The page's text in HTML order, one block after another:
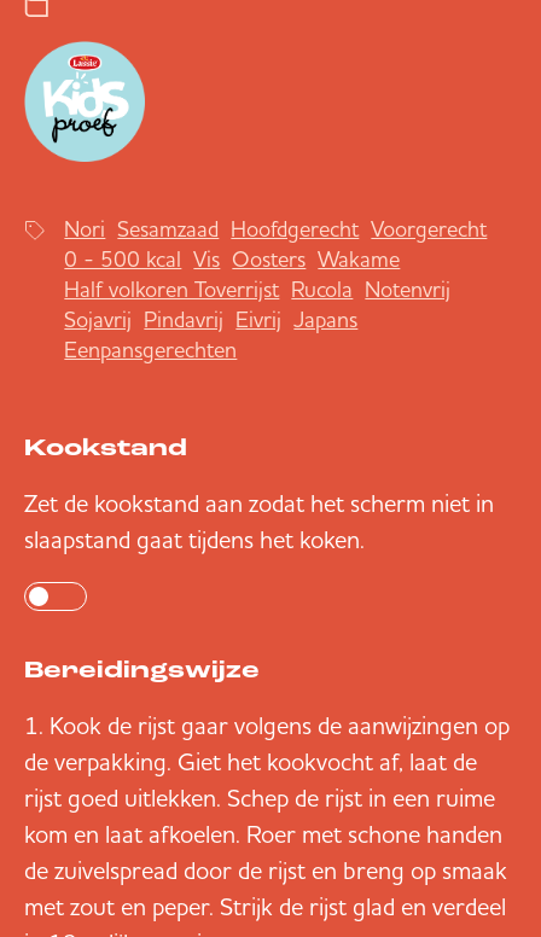
Nori Sesamzaad Hoofdgerecht Voorgerecht
0 - 500 kcal Vis Oosters Wakame
Half volkoren Toverrijst Rucola Notenvrij
Sojavrij Pindavrij Eivrij Japans
Eenpansgerechten
Kookstand
Zet de kookstand aan zodat het scherm niet in
slaapstand gaat tijdens het koken.
Bereidingswijze
Kook de rijst gaar volgens de aanwijzingen op
de verpakking. Giet het kookvocht af, laat de
rijst goed uitlekken. Schep de rijst in een ruime
kom en laat afkoelen. Roer met schone handen
de zuivelspread door de rijst en breng op smaak
met zout en peper. Strijk de rijst glad en verdeel